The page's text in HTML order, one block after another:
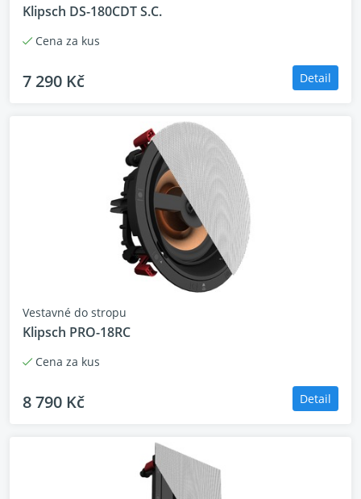
Klipsch DS-180CDT S.C.
Cena za kus
7 290 Kč Detail
Vestavné do stropu
Klipsch PRO-18RC
Cena za kus
8 790 Kč Detail